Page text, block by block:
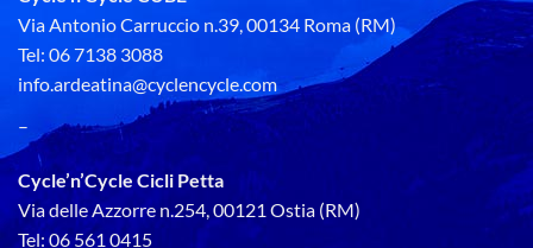
Via Antonio Carruccio n.39, 00134 Roma (RM)
Tel: 06 7138 3088
info.ardeatina@cyclencycle.com
–
Cycle’n’Cycle Cicli Petta
Via delle Azzorre n.254, 00121 Ostia (RM)
Tel: 06 561 0415